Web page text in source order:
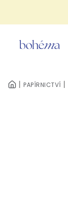
DOMŮPAPÍRNICTVÍ